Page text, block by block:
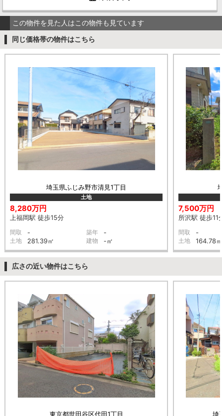
この物件を見た人はこの物件も見ています
同じ価格帯の物件はこちら
埼玉県ふじみ野市清見1丁目
土地
8,280万円
上福岡駅 徒歩15分
間取 - 築年 -
土地 281.39㎡ 建物 -㎡
7,500万円
所沢駅 徒歩11
間取 -
土地 164.78㎡
広さの近い物件はこちら
東京都世田谷区代田1丁目 埼